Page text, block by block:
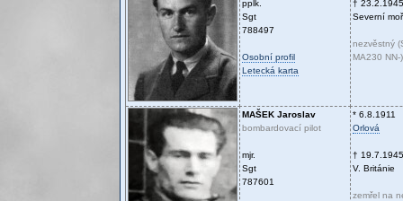
pplk.
Sgt
788497
Osobní profil
Letecká karta
† 23.2.1945
Severní
nezvěstný
MA230 NN-)
MAŠEK Jaroslav
bombardovací pilot
mjr.
Sgt
787601
* 6.8.1911
Orlová
† 19.7.1945
V. Británie
zemřel na